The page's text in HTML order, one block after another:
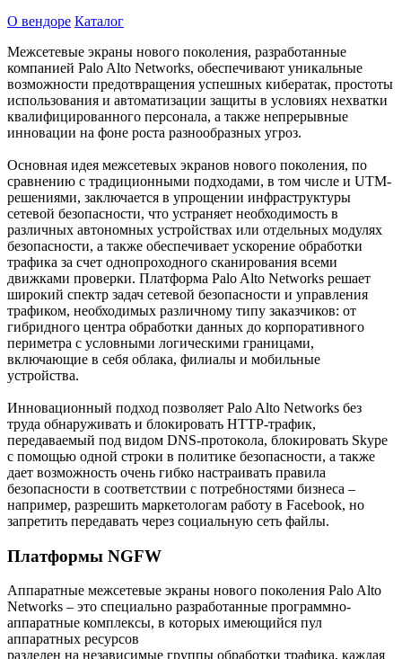
О вендоре Каталог
Межсетевые экраны нового поколения, разработанные
компанией Palo Alto Networks, обеспечивают уникальные
возможности предотвращения успешных кибератак, простоты
использования и автоматизации защиты в условиях нехватки
квалифицированного персонала, а также непрерывные
инновации на фоне роста разнообразных угроз.
Основная идея межсетевых экранов нового поколения, по
сравнению с традиционными подходами, в том числе и UTM-
решениями, заключается в упрощении инфраструктуры
сетевой безопасности, что устраняет необходимость в
различных автономных устройствах или отдельных модулях
безопасности, а также обеспечивает ускорение обработки
трафика за счет однопроходного сканирования всеми
движками проверки. Платформа Palo Alto Networks решает
широкий спектр задач сетевой безопасности и управления
трафиком, необходимых различному типу заказчиков: от
гибридного центра обработки данных до корпоративного
периметра с условными логическими границами,
включающие в себя облака, филиалы и мобильные
устройства.
Инновационный подход позволяет Palo Alto Networks без
труда обнаруживать и блокировать HTTP-трафик,
передаваемый под видом DNS-протокола, блокировать Skype
с помощью одной строки в политике безопасности, а также
дает возможность очень гибко настраивать правила
безопасности в соответствии с потребностями бизнеса –
например, разрешить маркетологам работу в Facebook, но
запретить передавать через социальную сеть файлы.
Платформы NGFW
Аппаратные межсетевые экраны нового поколения Palo Alto
Networks – это специально разработанные программно-
аппаратные комплексы, в которых имеющийся пул
аппаратных ресурсов
разделен на независимые группы обработки трафика, каждая